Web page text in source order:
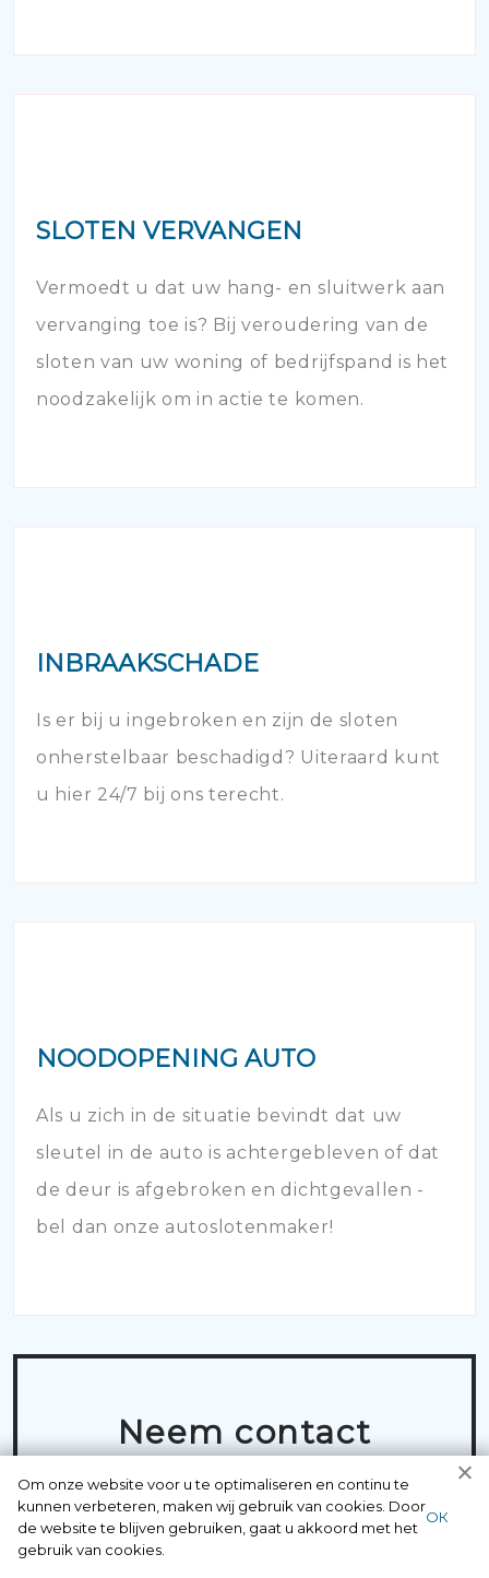
SLOTEN VERVANGEN
Vermoedt u dat uw hang- en sluitwerk aan
vervanging toe is? Bij veroudering van de
sloten van uw woning of bedrijfspand is het
noodzakelijk om in actie te komen.
INBRAAKSCHADE
Is er bij u ingebroken en zijn de sloten
onherstelbaar beschadigd? Uiteraard kunt
u hier 24/7 bij ons terecht.
NOODOPENING AUTO
Als u zich in de situatie bevindt dat uw
sleutel in de auto is achtergebleven of dat
de deur is afgebroken en dichtgevallen -
bel dan onze autoslotenmaker!
Neem contact
op met
professionals
die precies
Om onze website voor u te optimaliseren en continu te
kunnen verbeteren, maken wij gebruik van cookies. Door
de website te blijven gebruiken, gaat u akkoord met het
gebruik van cookies.
ОК